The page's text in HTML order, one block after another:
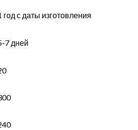
год с даты изготовления
7 дней